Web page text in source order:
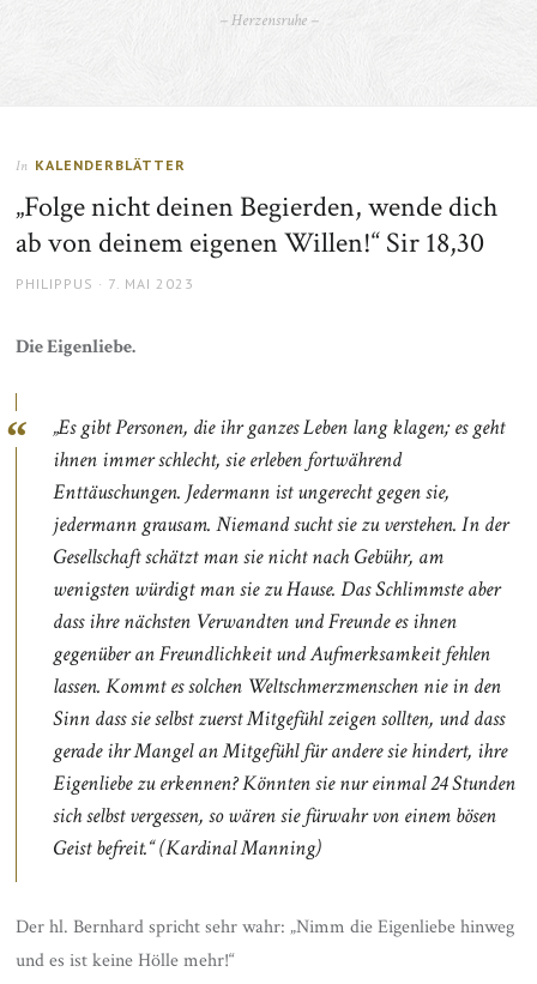
– Herzensruhe –
In KALENDERBLÄTTER
„Folge nicht deinen Begierden, wende dich
ab von deinem eigenen Willen!“ Sir 18,30
AUTHOR
PHILIPPUS
POSTED
7. MAI 2023
Die Eigenliebe.
„Es gibt Personen, die ihr ganzes Leben lang klagen; es geht
ihnen immer schlecht, sie erleben fortwährend
Enttäuschungen. Jedermann ist ungerecht gegen sie,
jedermann grausam. Niemand sucht sie zu verstehen. In der
Gesellschaft schätzt man sie nicht nach Gebühr, am
wenigsten würdigt man sie zu Hause. Das Schlimmste aber
dass ihre nächsten Verwandten und Freunde es ihnen
gegenüber an Freundlichkeit und Aufmerksamkeit fehlen
lassen. Kommt es solchen Weltschmerzmenschen nie in den
Sinn dass sie selbst zuerst Mitgefühl zeigen sollten, und dass
gerade ihr Mangel an Mitgefühl für andere sie hindert, ihre
Eigenliebe zu erkennen? Könnten sie nur einmal 24 Stunden
sich selbst vergessen, so wären sie fürwahr von einem bösen
Geist befreit.“ (Kardinal Manning)
Der hl. Bernhard spricht sehr wahr: „Nimm die Eigenliebe hinweg
und es ist keine Hölle mehr!“